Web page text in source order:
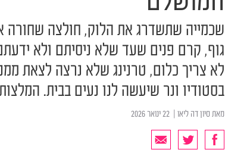
שכמייה שתשדרג את הלוק, חולצה
גוף, קרם פנים שעד שלא ניסיתם ולא
לא צריך כלום, טרנינג שלא נרצה לצאת
בסטודיו ונר שיעשה לנו נעים בבית.
מאתסיון דה ליאו